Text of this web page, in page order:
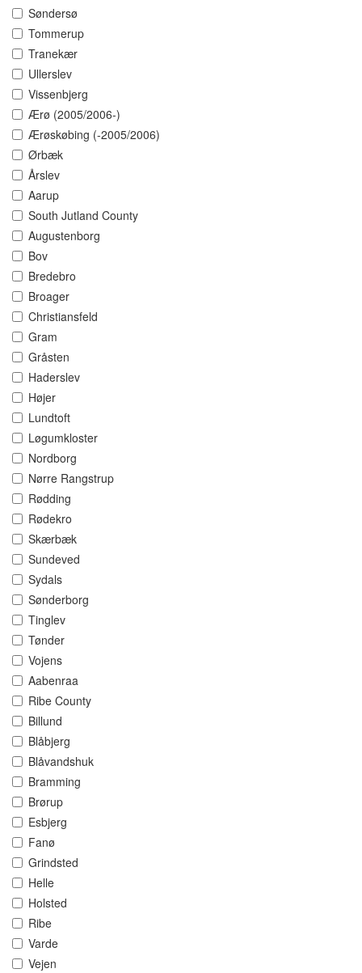
Søndersø
Tommerup
Tranekær
Ullerslev
Vissenbjerg
Ærø (2005/2006-)
Ærøskøbing (-2005/2006)
Ørbæk
Årslev
Aarup
South Jutland County
Augustenborg
Bov
Bredebro
Broager
Christiansfeld
Gram
Gråsten
Haderslev
Højer
Lundtoft
Løgumkloster
Nordborg
Nørre Rangstrup
Rødding
Rødekro
Skærbæk
Sundeved
Sydals
Sønderborg
Tinglev
Tønder
Vojens
Aabenraa
Ribe County
Billund
Blåbjerg
Blåvandshuk
Bramming
Brørup
Esbjerg
Fanø
Grindsted
Helle
Holsted
Ribe
Varde
Vejen